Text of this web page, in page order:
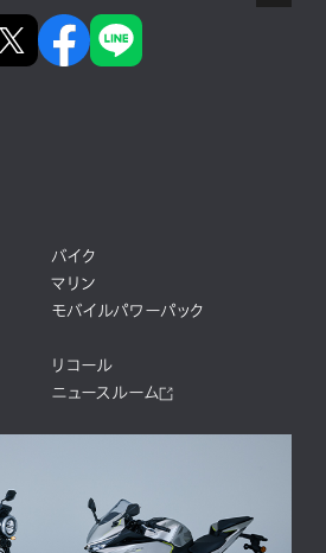
バイク
マリン
モバイルパワーパック
リコール
ニュースルーム